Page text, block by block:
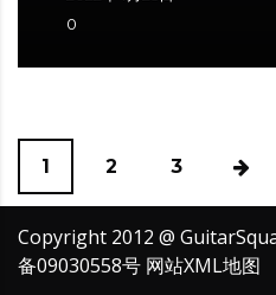
0
1 2 3
Copyright 2012 @
备09030558号 网站XML地图